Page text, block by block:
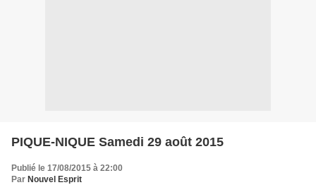
PIQUE-NIQUE Samedi 29 août 2015
Publié le 17/08/2015 à 22:00
Par Nouvel Esprit